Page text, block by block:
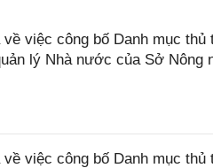
việc công bố Danh mục thủ
lý Nhà nước của Sở Nông
việc công bố Danh mục thủ